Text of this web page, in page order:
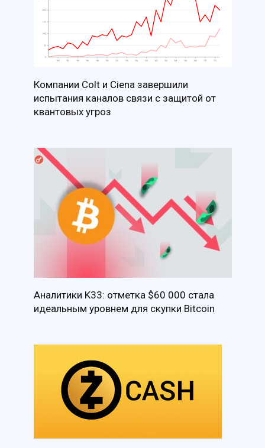
Компании Colt и Ciena завершили
испытания каналов связи с защитой от
квантовых угроз
Аналитики K33: отметка $60 000 стала
идеальным уровнем для скупки Bitcoin